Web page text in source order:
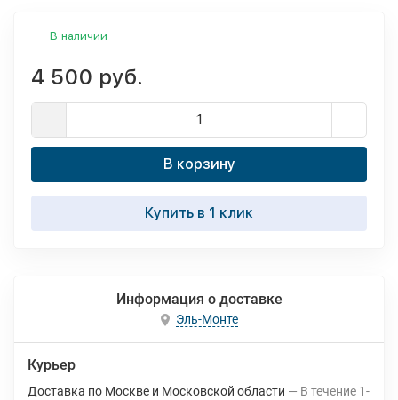
В наличии
4 500 руб.
В корзину
Купить в 1 клик
Информация о доставке
Эль-Монте
Курьер
Доставка по Москве и Московской области В течение 1-